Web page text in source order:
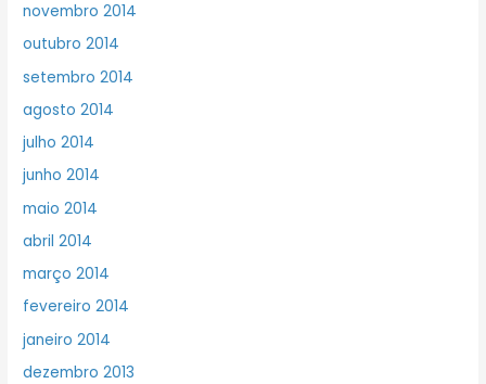
novembro 2014
outubro 2014
setembro 2014
agosto 2014
julho 2014
junho 2014
maio 2014
abril 2014
março 2014
fevereiro 2014
janeiro 2014
dezembro 2013